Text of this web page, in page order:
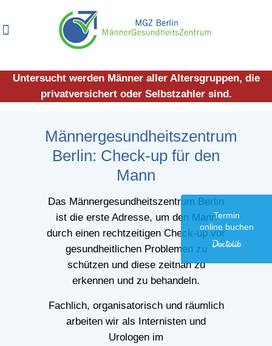
Untersucht werden Männer aller Altersgruppen, die
privatversichert oder Selbstzahler sind.
Männergesundheitszentrum
Berlin: Check-up für den
Mann
Das Männergesundheitszentrum Berlin
ist die erste Adresse, um den Mann
durch einen rechtzeitigen Check-up vor
gesundheitlichen Problemen zu
schützen und diese zeitnah zu
erkennen und zu behandeln.
Fachlich, organisatorisch und räumlich
arbeiten wir als Internisten und
Urologen im
Termin
online buchen